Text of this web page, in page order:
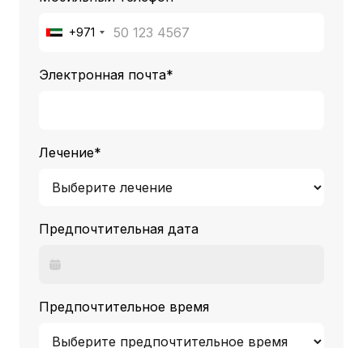
+971
Электронная почта*
Лечение*
Предпочтительная дата
Предпочтительное время